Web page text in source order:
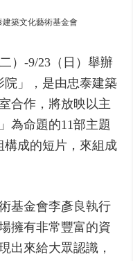
築文化藝術基金會
）-9/23（日）舉辦
院」，是由忠泰建築
合作，將放映以主
為命題的11部主題
構成的短片，來組成
基金會李彥良執行
擁有非常豐富的資
出來給大眾認識，